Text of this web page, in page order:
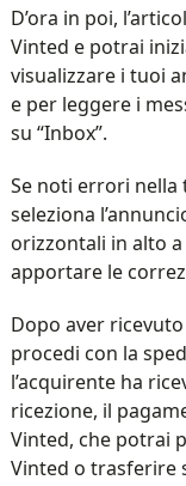
D’ora in poi,
Vinted e potrai
visualizzare i tuoi
e per leggere i
su “Inbox”.
Se noti errori nella
seleziona
orizzontali in alto
apportare le
Dopo aver
procedi con la
l’acquirente ha
ricezione, il
Vinted, che potrai
Vinted o trasferire